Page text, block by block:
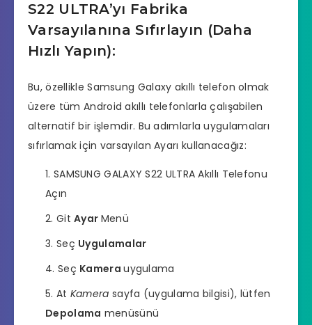
S22 ULTRA’yı Fabrika
Varsayılanına Sıfırlayın (Daha
Hızlı Yapın):
Bu, özellikle Samsung Galaxy akıllı telefon olmak
üzere tüm Android akıllı telefonlarla çalışabilen
alternatif bir işlemdir. Bu adımlarla uygulamaları
sıfırlamak için varsayılan Ayarı kullanacağız:
SAMSUNG GALAXY S22 ULTRA Akıllı Telefonu
Açın
GitAyar Menü
Seç Uygulamalar
Seç Kamerauygulama
At Kamera sayfa (uygulama bilgisi), lütfen
Depolama menüsünü